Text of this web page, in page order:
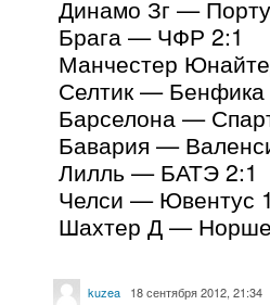
Динамо Зг —
Брага — ЧФР 2:1
Манчестер
Селтик — Бенфика
Барселона —
Бавария —
Лилль — БАТЭ 2:1
Челси — Ювентус
Шахтер Д —
kuzea 18 сентября 2012, 21:34